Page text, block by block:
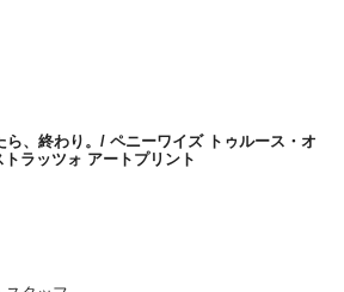
ら、終わり。/ ペニーワイズ トゥルース・オ
トラッツォ アートプリント